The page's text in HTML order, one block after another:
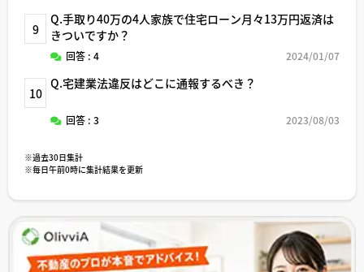
9
Q.手取り40万の4人家族で住宅ローン月々13万円返済は
きついですか？
回答 : 4 2024/01/07
10
Q.宅建業法違反はどこに通報するべき？
回答 : 3 2023/08/03
※過去30日集計
※毎日午前0時に集計結果を更新